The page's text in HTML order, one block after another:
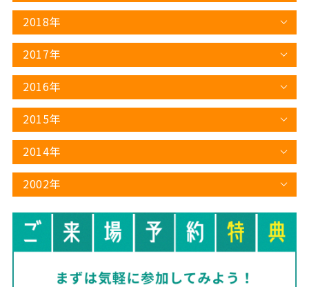
2018年
2017年
2016年
2015年
2014年
2002年